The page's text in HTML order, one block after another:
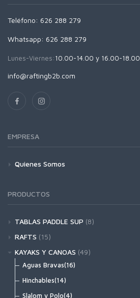
Teléfono: 626 288 279
Whatsapp: 626 288 279
Lunes-Viernes:10.00-14.00 y 16.00-18.00
info@raftingb2b.com
EMPRESA
Quienes Somos
PRODUCTOS
TABLAS PADDLE SUP (8)
Hinchables(8)
Rigidas(0)
RAFTS (15)
Hypalon(4)
PVC(11)
KAYAKS Y CANOAS (49)
Aguas Bravas(16)
Hinchables(14)
Slalom y Polo(4)